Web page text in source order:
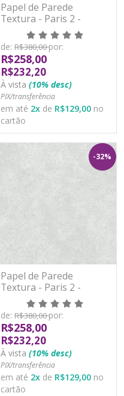
Papel de Parede
Textura - Paris 2 -
PA101503R - Vinílico -
TNT
de: R$380,00por:
R$258,00
R$232,20
À vista (10% desc)
PIX/transferência
em até 2x de R$129,00 no
cartão
-32%
Papel de Parede
Textura - Paris 2 -
PA101505R - Vinílico -
TNT
de: R$380,00por:
R$258,00
R$232,20
À vista (10% desc)
PIX/transferência
em até 2x de R$129,00 no
cartão